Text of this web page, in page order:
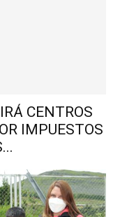
CENTROS
IMPUESTOS